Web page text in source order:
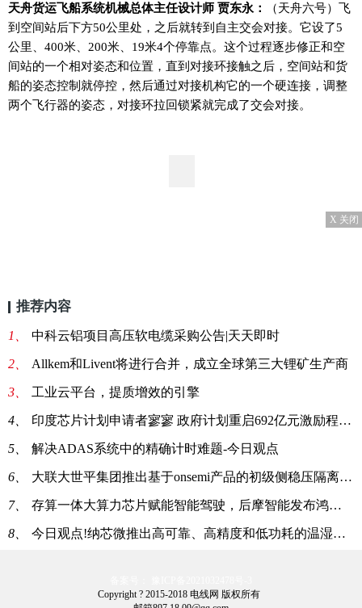
天舟货运飞船系统机械总体主任设计师 贾东永：
（天舟六号）飞
到空间站后下方50公里处，之后就转到自主交会对接。它设了5
公里、400米、200米、19米4个停靠点。这个过程逐步修正和空
间站的一个相对姿态和位置，直到对接环接触之后，空间站和货
船的姿态控制就停控，然后通过对接机构它的一个硬连接，调整
两个飞行器的姿态，对接环拉回锁紧就完成了交会对接。
X 关闭
推荐内容
1、 中科云铝项目高压软电缆采购公告|天天即时
2、 Allkem和Livent将进行合并，成立全球第三大锂矿生产商
3、 工业云平台，提质增效的引擎
4、 印度芯片计划申请者寥寥 政府计划重启692亿元激励程序|世界信息
5、 解决ADAS系统中的精确计时难题-今日观点
6、 大联大世平集团推出基于onsemi产品的初级侧稳压隔离反激式转换器方案
7、 存算一体大算力芯片赋能智能驾驶，后摩智能发布鸿途H30
8、 今日观点!纳芯微推出高可靠、高精度和低功耗的温湿度传感器NSHT30
Copyright ? 2015-2018 电线网 版权所有